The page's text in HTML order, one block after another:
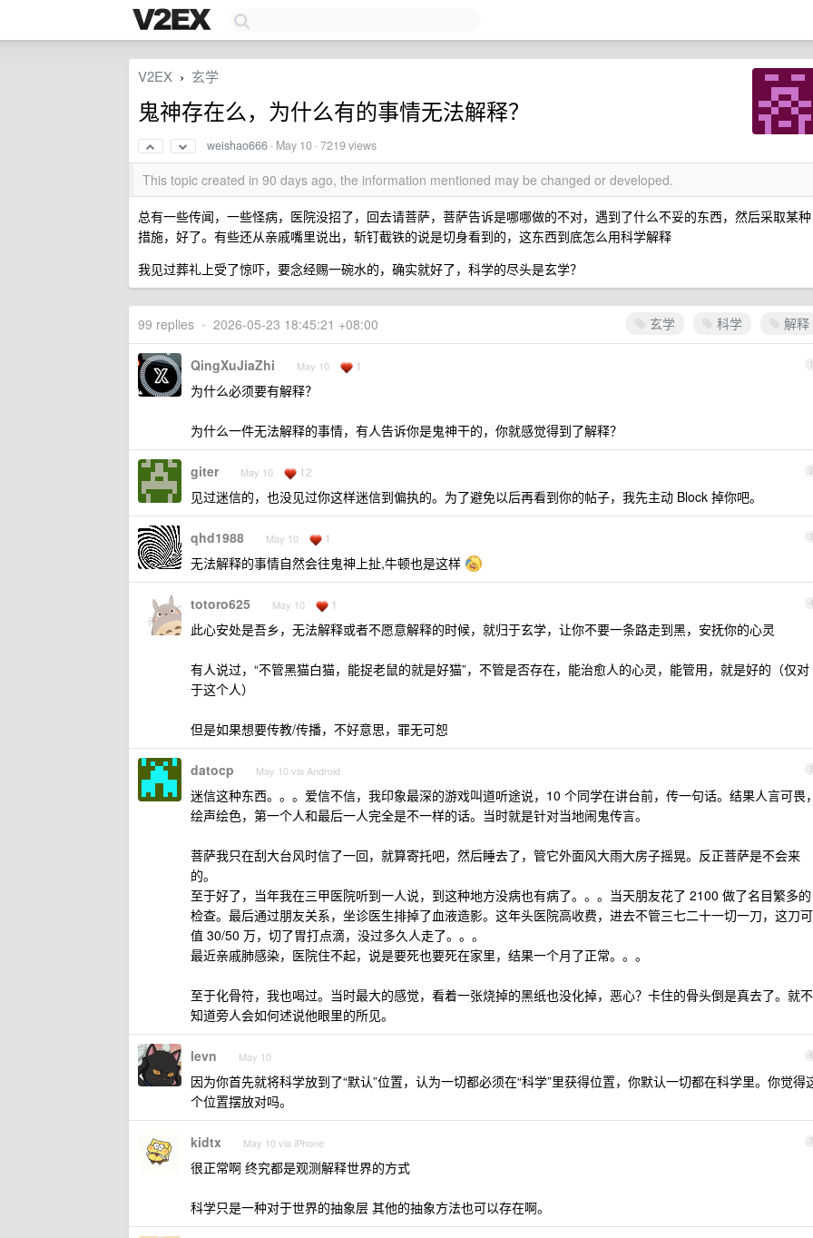
V2EX › 玄学
鬼神存在么，为什么有的事情无法解释？
weishao666 · May 10 · 7219 views
This topic created in 90 days ago, the information mentioned may be changed or developed.
总有一些传闻，一些怪病，医院没招了，回去请菩萨，菩萨告诉是哪哪做的不对，遇到了什么不妥的东西，然后采取某种
措施，好了。有些还从亲戚嘴里说出，斩钉截铁的说是切身看到的，这东西到底怎么用科学解释
我见过葬礼上受了惊吓，要念经赐一碗水的，确实就好了，科学的尽头是玄学？
玄学 科学 解释
99 replies • 2026-05-23 18:45:21 +08:00
1
QingXuJiaZhi May 10 1
为什么必须要有解释？
为什么一件无法解释的事情，有人告诉你是鬼神干的，你就感觉得到了解释？
2
giter May 10 12
见过迷信的，也没见过你这样迷信到偏执的。为了避免以后再看到你的帖子，我先主动 Block 掉你吧。
3
qhd1988 May 10 1
无法解释的事情自然会往鬼神上扯,牛顿也是这样
4
totoro625 May 10 1
此心安处是吾乡，无法解释或者不愿意解释的时候，就归于玄学，让你不要一条路走到黑，安抚你的心灵
有人说过，“不管黑猫白猫，能捉老鼠的就是好猫”，不管是否存在，能治愈人的心灵，能管用，就是好的（仅对
于这个人）
但是如果想要传教/传播，不好意思，罪无可恕
5
datocp May 10 via Android
迷信这种东西。。。爱信不信，我印象最深的游戏叫道听途说，10 个同学在讲台前，传一句话。结果人言可畏
绘声绘色，第一个人和最后一人完全是不一样的话。当时就是针对当地闹鬼传言。
菩萨我只在刮大台风时信了一回，就算寄托吧，然后睡去了，管它外面风大雨大房子摇晃。反正菩萨是不会来
的。
至于好了，当年我在三甲医院听到一人说，到这种地方没病也有病了。。。当天朋友花了 2100 做了名目繁多的
检查。最后通过朋友关系，坐诊医生排掉了血液造影。这年头医院高收费，进去不管三七二十一切一刀，这刀可
值 30/50 万，切了胃打点滴，没过多久人走了。。。
最近亲戚肺感染，医院住不起，说是要死也要死在家里，结果一个月了正常。。。
至于化骨符，我也喝过。当时最大的感觉，看着一张烧掉的黑纸也没化掉，恶心？卡住的骨头倒是真去了。就不
知道旁人会如何述说他眼里的所见。
6
levn May 10
因为你首先就将科学放到了“默认”位置，认为一切都必须在“科学”里获得位置，你默认一切都在科学里。你觉得
个位置摆放对吗。
7
kidtx May 10 via iPhone
很正常啊 终究都是观测解释世界的方式
科学只是一种对于世界的抽象层 其他的抽象方法也可以存在啊。